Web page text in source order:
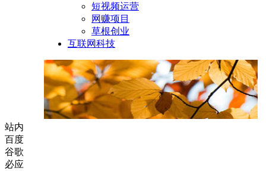
短视频运营
网赚项目
草根创业
互联网科技
站内
百度
谷歌
必应